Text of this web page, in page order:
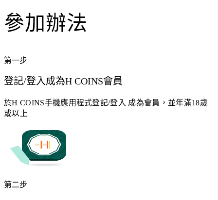
參加辦法
第一步
登記/登入成為H COINS會員
於H COINS手機應用程式登記/登入 成為會員，並年滿18歲
或以上
第二步